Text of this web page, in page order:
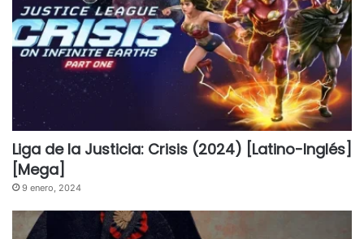
Liga de la Justicia: Crisis (2024) [Latino-Inglés]
[Mega]
9 enero, 2024